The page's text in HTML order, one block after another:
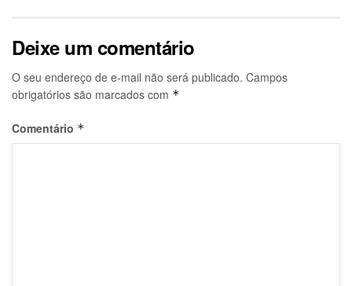
Deixe um comentário
O seu endereço de e-mail não será publicado. Campos
obrigatórios são marcados com *
Comentário *